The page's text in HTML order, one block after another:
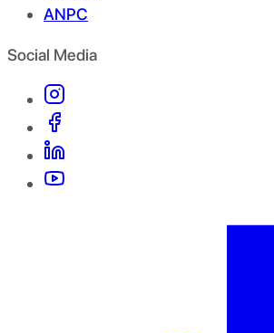
ANPC
Social Media